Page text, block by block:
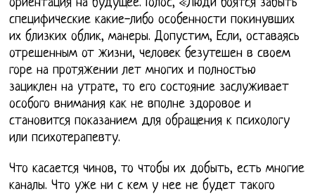
ориентация на будущее. Голос, «Люди боятся забыть
специфические какие-либо особенности покинувших
их близких облик, манеры. Допустим, Если, оставаясь
отрешенным от жизни, человек безутешен в своем
горе на протяжении лет многих и полностью
зациклен на утрате, то его состояние заслуживает
особого внимания как не вполне здоровое и
становится показанием для обращения к психологу
или психотерапевту.
Что касается чинов, то чтобы их добыть, есть многие
каналы. Что уже ни с кем у нее не будет такого